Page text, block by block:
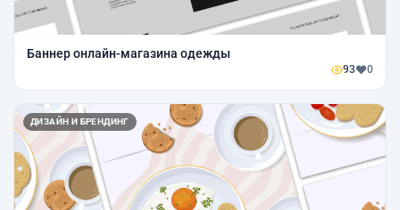
Баннер онлайн-магазина одежды
93 0
ДИЗАЙН И БРЕНДИНГ